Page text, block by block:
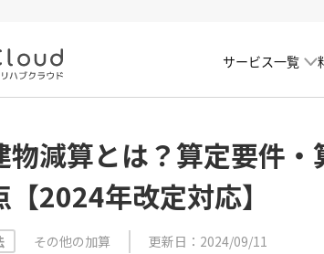
サービス一覧
物減算とは？算定要件・
2024年改定対応】
その他の加算 更新日：2024/09/11